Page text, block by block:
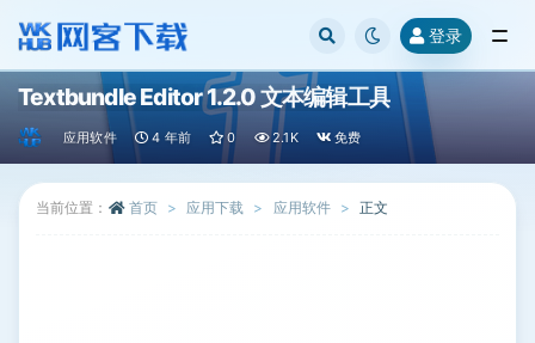
登录
Textbundle Editor 1.2.0 文本编辑工具
应用软件 4 年前 0 2.1K 免费
当前位置： 首页 应用下载 应用软件 正文
全部